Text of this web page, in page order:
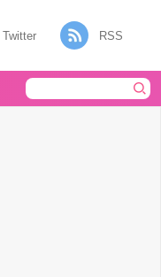
Twitter RSS